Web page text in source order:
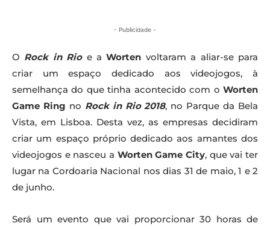
- Publicidade -
O Rock in Rioe aWorten voltaram a aliar-se para
criar um espaço dedicado aos videojogos, à
semelhança do que tinha acontecido com o Worten
Game Ring no Rock in Rio 2018, no Parque da Bela
Vista, em Lisboa. Desta vez, as empresas decidiram
criar um espaço próprio dedicado aos amantes dos
videojogos e nasceu a Worten Game City, que vai ter
lugar na Cordoaria Nacional nos dias 31 de maio, 1 e 2
de junho.
Será um evento que vai proporcionar 30 horas de